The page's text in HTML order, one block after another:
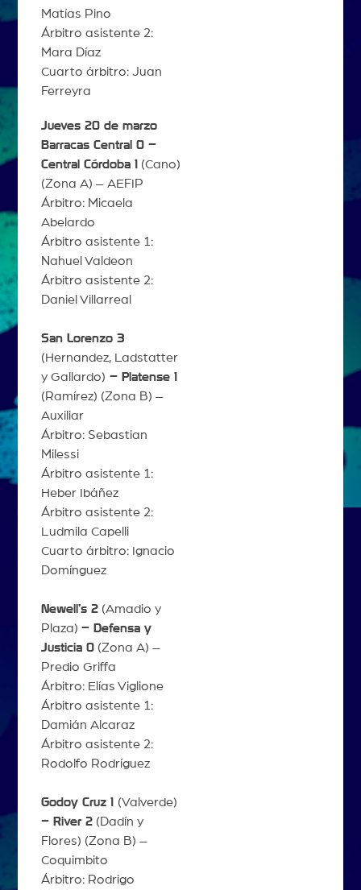
Matías Pino
Árbitro asistente 2:
Mara Díaz
Cuarto árbitro: Juan
Ferreyra
Jueves 20 de marzo
Barracas Central 0 –
Central Córdoba 1 (Cano)
(Zona A) – AEFIP
Árbitro: Micaela
Abelardo
Árbitro asistente 1:
Nahuel Valdeon
Árbitro asistente 2:
Daniel Villarreal
San Lorenzo 3
(Hernandez, Ladstatter
y Gallardo) – Platense 1
(Ramírez) (Zona B) –
Auxiliar
Árbitro: Sebastian
Milessi
Árbitro asistente 1:
Heber Ibáñez
Árbitro asistente 2:
Ludmila Capelli
Cuarto árbitro: Ignacio
Domínguez
Newell’s 2(Amadio y
Plaza) – Defensa y
Justicia 0(Zona A) –
Predio Griffa
Árbitro: Elías Viglione
Árbitro asistente 1:
Damián Alcaraz
Árbitro asistente 2:
Rodolfo Rodríguez
Godoy Cruz 1 (Valverde)
– River 2(Dadín y
Flores) (Zona B) –
Coquimbito
Árbitro: Rodrigo